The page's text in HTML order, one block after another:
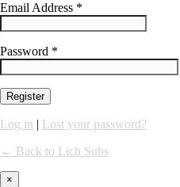
Email Address *
Password *
Log in | Lost your password?
← Back to Lich Subs
×